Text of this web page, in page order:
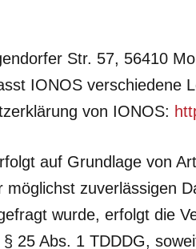
Str. 57, 56410
IONOS verschiedene
von IONOS:
auf Grundlage von
möglichst zuverlässigen
wurde, erfolgt die
25 Abs. 1 TDDDG,